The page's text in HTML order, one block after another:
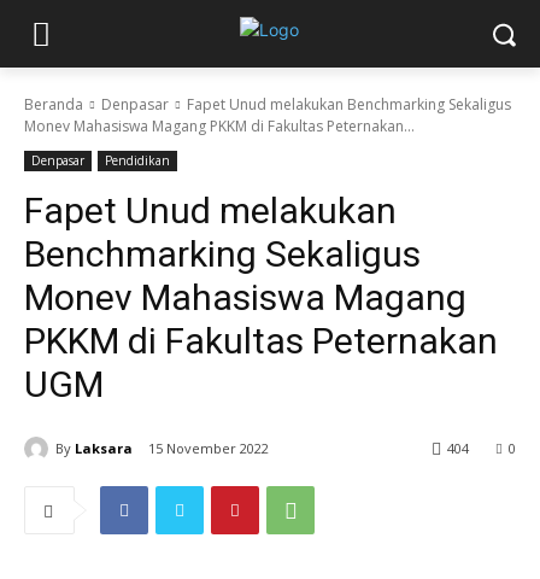
Beranda Denpasar
Fapet Unud melakukan Benchmarking Sekaligus
Monev Mahasiswa Magang PKKM di Fakultas Peternakan...
Denpasar Pendidikan
Fapet Unud melakukan
Benchmarking Sekaligus
Monev Mahasiswa Magang
PKKM di Fakultas Peternakan
UGM
By Laksara 15 November 2022 0
404